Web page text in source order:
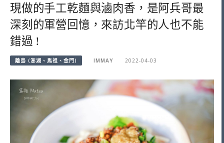
現做的手工乾麵與滷肉香，是阿兵哥最
深刻的軍營回憶，來訪北竿的人也不能
錯過 !
離島 (澎湖、馬祖、金門) IMMAY 2022-04-03